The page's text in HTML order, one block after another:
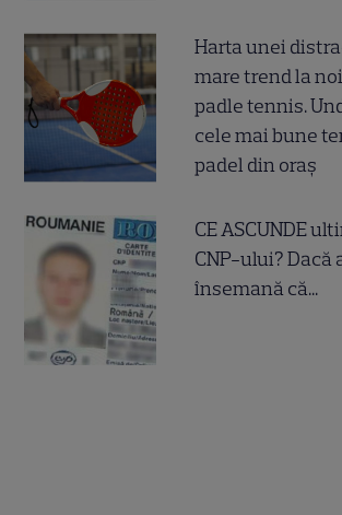
Harta unei
mare trend la
padle tennis.
cele mai bune
padel din oraș
CE ASCUNDE
CNP-ului? Dacă
însemană că...